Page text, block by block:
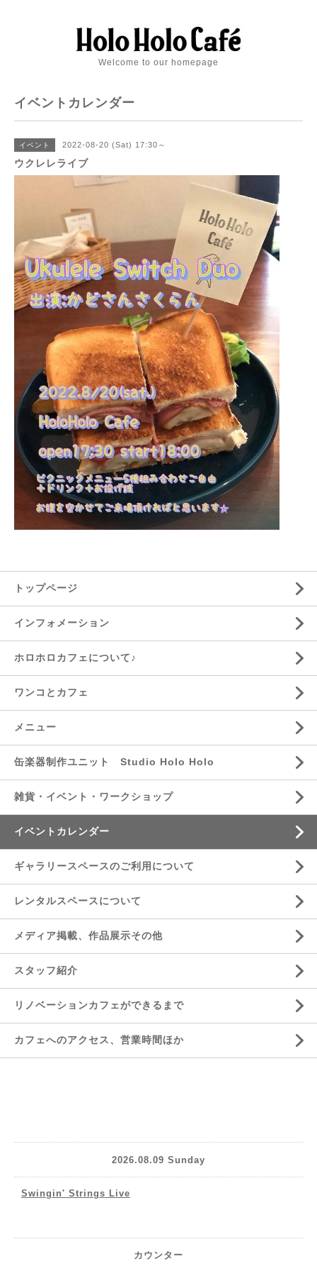
Welcome to our homepage
イベントカレンダー
イベント 2022-08-20 (Sat) 17:30～
ウクレレライブ
トップページ
インフォメーション
ホロホロカフェについて♪
ワンコとカフェ
メニュー
缶楽器制作ユニット Studio Holo Holo
雑貨・イベント・ワークショップ
イベントカレンダー
ギャラリースペースのご利用について
レンタルスペースについて
メディア掲載、作品展示その他
スタッフ紹介
リノベーションカフェができるまで
カフェへのアクセス、営業時間ほか
2026.08.09 Sunday
Swingin' Strings Live
カウンター